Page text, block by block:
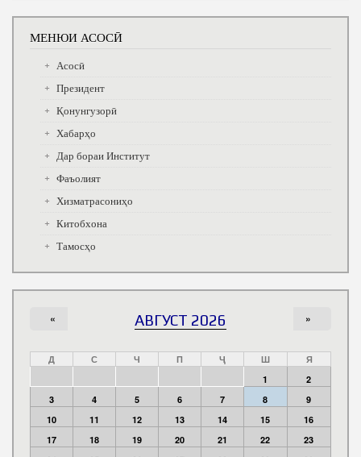
МЕНЮИ АСОСӢ
Асосӣ
Президент
Қонунгузорӣ
Хабарҳо
Дар бораи Институт
Фаъолият
Хизматрасониҳо
Китобхона
Тамосҳо
АВГУСТ 2026
« »
Д С Ч П Ҷ Ш
Я
1
2
3
4 5 6 7 8
9
10
11 12 13 14 15
16
17
18 19 20 21 22
23